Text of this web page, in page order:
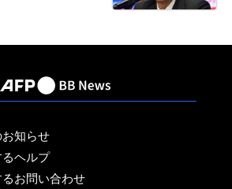
知らせ
ヘルプ
お問い合わせ